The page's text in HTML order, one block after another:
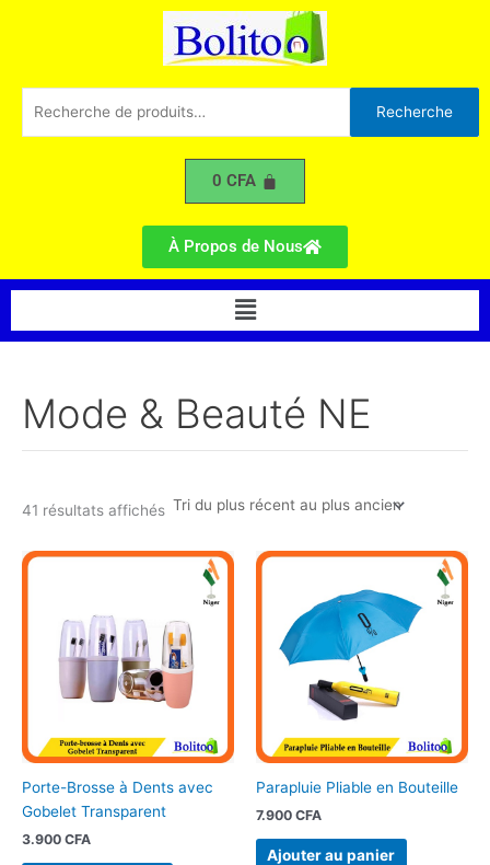
pour :
Recherche
0CFA
À Propos de Nous
Menu
Mode & Beauté NE
41 résultats affichés
du
plus
récent
au
ancien
Porte-Brosse à Dents avec
Gobelet Transparent
3.900 CFA
Parapluie Pliable en Bouteille
7.900 CFA
Ajouter au panier